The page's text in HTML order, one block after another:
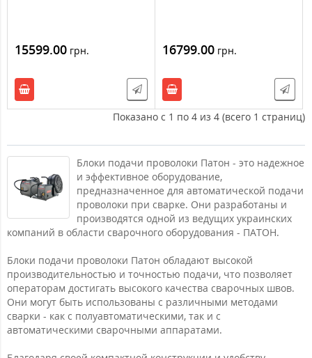
15599.00 грн. 16799.00 грн.
Показано с 1 по 4 из 4 (всего 1 страниц)
Блоки подачи проволоки Патон - это надежное
и эффективное оборудование,
предназначенное для автоматической подачи
проволоки при сварке. Они разработаны и
производятся одной из ведущих украинских
компаний в области сварочного оборудования - ПАТОН.
Блоки подачи проволоки Патон обладают высокой
производительностью и точностью подачи, что позволяет
операторам достигать высокого качества сварочных швов.
Они могут быть использованы с различными методами
сварки - как с полуавтоматическими, так и с
автоматическими сварочными аппаратами.